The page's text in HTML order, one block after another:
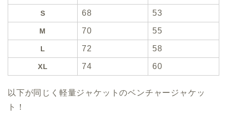
S 68 53
M 70 55
L 72 58
XL 74 60
以下が同じく軽量ジャケットのベンチャージャケッ
ト！